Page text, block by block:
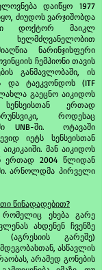
დაიწყო 1977
ძიუდოს ვარჯიშობდა
დოქტორ მაიკლ
ნარინჯისფერი
ჩემპიონი თავის
განმავლობაში, ის
და ტაეკვონდოს (ITF
გაეცნო აიკიდოს
ერთად
როდესაც
UNB-ში.
ოტავაში
იეტს სენსეისთან
მან აიკიდოს
ერთად 2004 წლიდან
არნოლდმა პირველი
წინადადებით?
ეხება გარე
ახდენენ ჩვენზე
გარეშე)
ასწავლის
არამედ გონების